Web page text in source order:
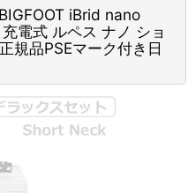
iBrid nano
電式 ルペス ナノ ショ
規品PSEマーク付き日